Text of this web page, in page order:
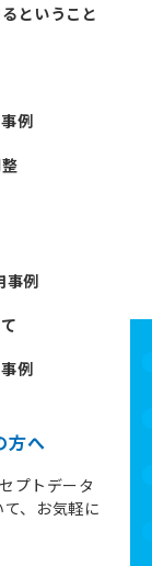
ということ
例
事例
例
方へ
プトデータ
、お気軽に